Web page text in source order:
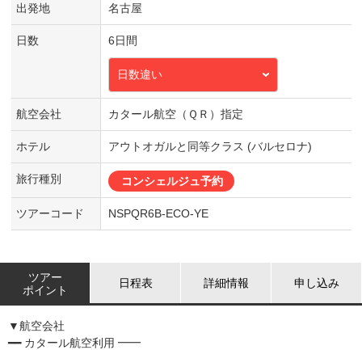
出発地 名古屋
日数 6日間
日数違い
航空会社 カタール航空（ＱＲ）指定
ホテル アウトオガルと同等クラス (バルセロナ)
旅行種別 コンシェルジュ予約
ツアーコード NSPQR6B-ECO-YE
ツアー
ポイント
日程表 詳細情報 申し込み
▼航空会社
━━ カタール航空利用 ━━